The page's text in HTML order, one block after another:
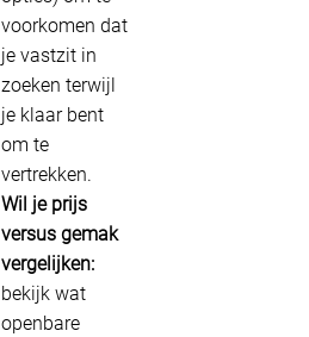
voorkomen dat
je vastzit in
zoeken terwijl
je klaar bent
om te
vertrekken.
Wil je prijs
versus gemak
vergelijken:
bekijk wat
openbare